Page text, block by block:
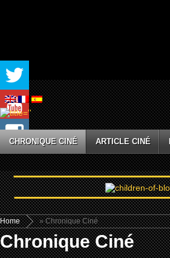
CHRONIQUE CINÉ ARTICLE CINÉ
Home » Chronique Ciné
Chronique Ciné